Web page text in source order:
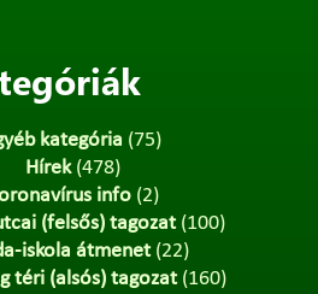
kategória (75)
Hírek(478)
info(2)
(felsős) tagozat(100)
iskola átmenet(22)
téri (alsós) tagozat(160)